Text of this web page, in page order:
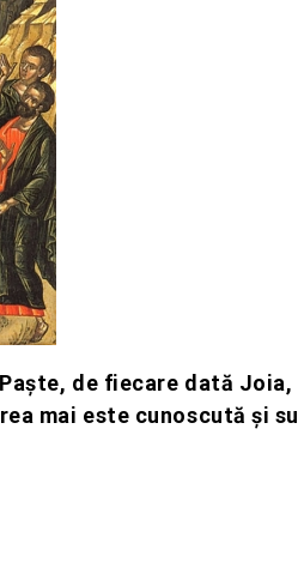
de fiecare dată Joia,
mai este cunoscută și